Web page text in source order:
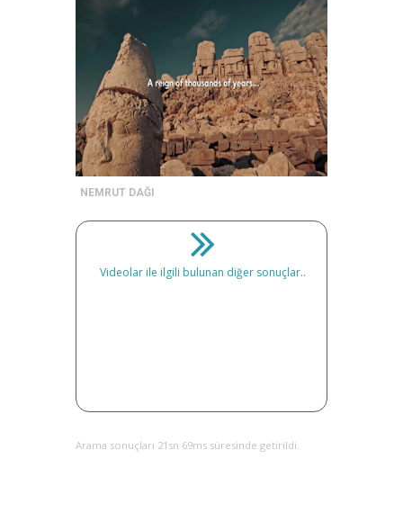
NEMRUT DAĞI
Videolar ile ilgili bulunan diğer sonuçlar..
Arama sonuçları 21sn 69ms süresinde getirildi.